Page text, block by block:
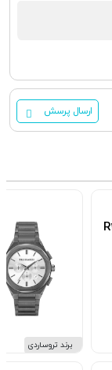
ارسال پرسش
برند تروساردی